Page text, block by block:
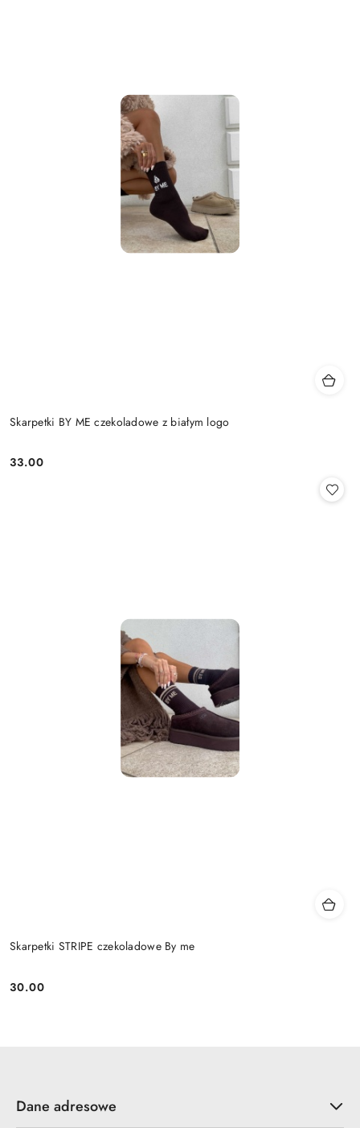
Skarpetki BY ME czekoladowe z białym logo
Cena:
33.00
Skarpetki STRIPE czekoladowe By me
Cena:
30.00
Dane adresowe